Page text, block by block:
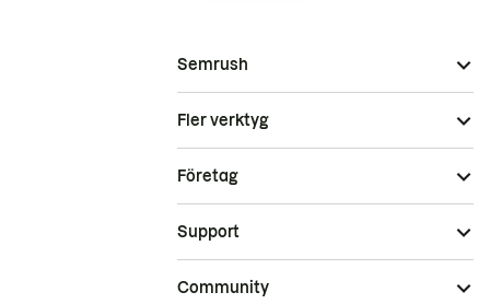
Semrush
Fler verktyg
Företag
Support
Community